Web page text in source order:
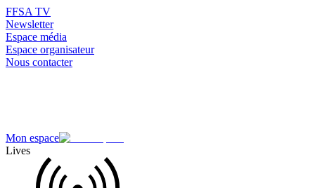
FFSA TV
Newsletter
Espace média
Espace organisateur
Nous contacter
Mon espace
Lives